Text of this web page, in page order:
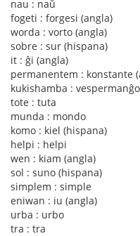
nau : naŭ
fogeti : forgesi (angla)
worda : vorto (angla)
sobre : sur (hispana)
it : ĝi (angla)
permanentem : konstante
kukishamba :
tote : tuta
munda : mondo
komo : kiel (hispana)
helpi : helpi
wen : kiam (angla)
sol : suno (hispana)
simplem : simple
eniwan : iu (angla)
urba : urbo
tra : tra